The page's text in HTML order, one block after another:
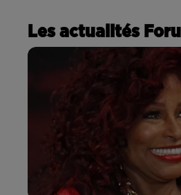
Les actualités